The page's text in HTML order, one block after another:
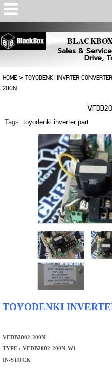
Sales &
Drive,
HOME>TOYODENKI INVRTER CONVERTER
200N
Tags: toyodenki inverter part
TOYODENKI
VFDB2002-200N
TYPE : VFDB2002-200N-W1
IN-STOCK